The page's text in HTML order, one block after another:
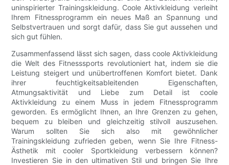
uninspirierter Trainingskleidung. Coole Aktivkleidung verleiht
Ihrem Fitnessprogramm ein neues Maß an Spannung und
Selbstvertrauen und sorgt dafür, dass Sie gut aussehen und
sich gut fühlen.
Zusammenfassend lässt sich sagen, dass coole Aktivkleidung
die Welt des Fitnesssports revolutioniert hat, indem sie die
Leistung steigert und unübertroffenen Komfort bietet. Dank
ihrer feuchtigkeitsableitenden Eigenschaften,
Atmungsaktivität und Liebe zum Detail ist coole
Aktivkleidung zu einem Muss in jedem Fitnessprogramm
geworden. Es ermöglicht Ihnen, an Ihre Grenzen zu gehen,
bequem zu bleiben und gleichzeitig stilvoll auszusehen.
Warum sollten Sie sich also mit gewöhnlicher
Trainingskleidung zufrieden geben, wenn Sie Ihre Fitness-
Ästhetik mit cooler Sportkleidung verbessern können?
Investieren Sie in den ultimativen Stil und bringen Sie Ihre